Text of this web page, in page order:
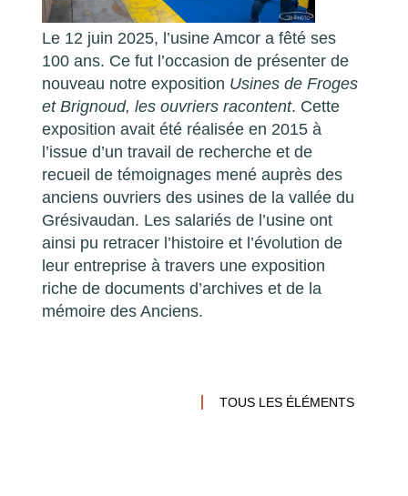
Le 12 juin 2025, l’usine Amcor a fêté ses
100 ans. Ce fut l’occasion de présenter de
nouveau notre exposition Usines de Froges
et Brignoud, les ouvriers racontent. Cette
exposition avait été réalisée en 2015 à
l’issue d’un travail de recherche et de
recueil de témoignages mené auprès des
anciens ouvriers des usines de la vallée du
Grésivaudan. Les salariés de l’usine ont
ainsi pu retracer l’histoire et l’évolution de
leur entreprise à travers une exposition
riche de documents d’archives et de la
mémoire des Anciens.
TOUS LES ÉLÉMENTS